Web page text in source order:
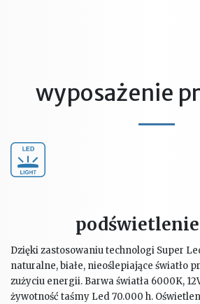
wyposażenie
podświetlenie
Dzięki zastosowaniu technologi Super
naturalne, białe, nieoślepiające światło
zużyciu energii. Barwa światła 6000K,
żywotność taśmy Led 70.000 h.